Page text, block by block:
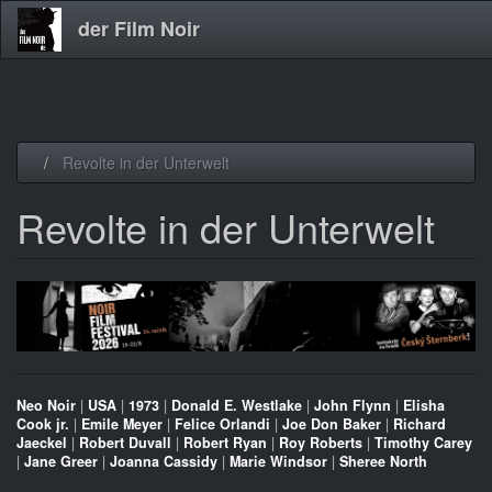
der Film Noir
Revolte in der Unterwelt
Revolte in der Unterwelt
Neo Noir | USA | 1973 | Donald E. Westlake | John Flynn | Elisha
Cook jr. | Emile Meyer | Felice Orlandi | Joe Don Baker | Richard
Jaeckel | Robert Duvall | Robert Ryan | Roy Roberts | Timothy Carey
| Jane Greer | Joanna Cassidy | Marie Windsor | Sheree North